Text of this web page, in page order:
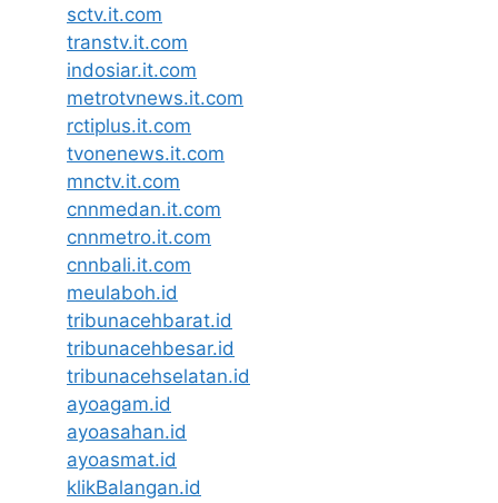
sctv.it.com
transtv.it.com
indosiar.it.com
metrotvnews.it.com
rctiplus.it.com
tvonenews.it.com
mnctv.it.com
cnnmedan.it.com
cnnmetro.it.com
cnnbali.it.com
meulaboh.id
tribunacehbarat.id
tribunacehbesar.id
tribunacehselatan.id
ayoagam.id
ayoasahan.id
ayoasmat.id
klikBalangan.id